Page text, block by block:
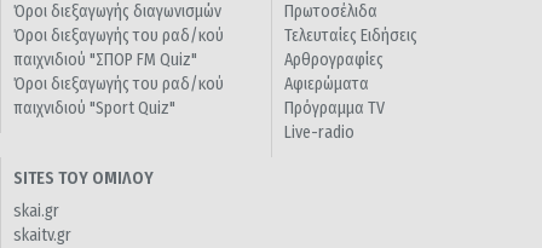
Όροι διεξαγωγής διαγωνισμών
Όροι διεξαγωγής του ραδ/κού
παιχνιδιού "ΣΠΟΡ FM Quiz"
Όροι διεξαγωγής του ραδ/κού
παιχνιδιού "Sport Quiz"
Πρωτοσέλιδα
Τελευταίες Ειδήσεις
Αρθρογραφίες
Αφιερώματα
Πρόγραμμα TV
Live-radio
SITES ΤΟΥ ΟΜΙΛΟΥ
skai.gr
skaitv.gr